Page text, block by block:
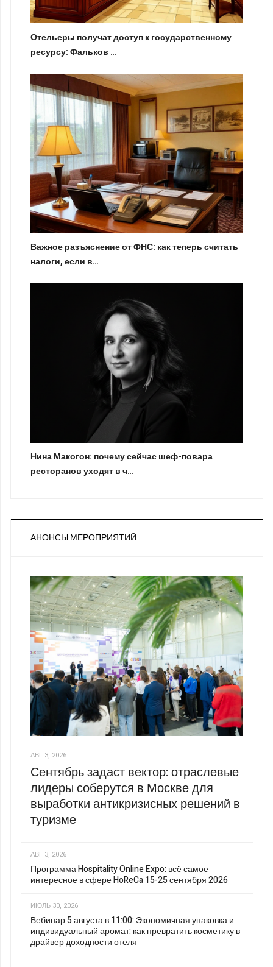
Отельеры получат доступ к государственному
ресурсу: Фальков …
Важное разъяснение от ФНС: как теперь считать
налоги, если в…
Нина Макогон: почему сейчас шеф-повара
ресторанов уходят в ч…
АНОНСЫ МЕРОПРИЯТИЙ
АВГ 3, 2026
Сентябрь задаст вектор: отраслевые
лидеры соберутся в Москве для
выработки антикризисных решений в
туризме
АВГ 3, 2026
Программа Hospitality Online Expo: всё самое
интересное в сфере HoReCa 15-25 сентября 2026
ИЮЛЬ 30, 2026
Вебинар 5 августа в 11:00: Экономичная упаковка и
индивидуальный аромат: как превратить косметику в
драйвер доходности отеля